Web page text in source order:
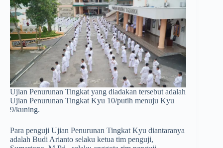
Ujian Penurunan Tingkat yang diadakan tersebut adalah
Ujian Penurunan Tingkat Kyu 10/putih menuju Kyu
9/kuning.
Para penguji Ujian Penurunan Tingkat Kyu diantaranya
adalah Budi Arianto selaku ketua tim penguji,